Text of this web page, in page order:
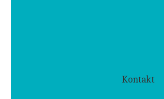
Kontakt